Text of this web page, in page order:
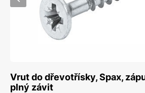
Vrut do dřevotřísky, Spax,
plný závit